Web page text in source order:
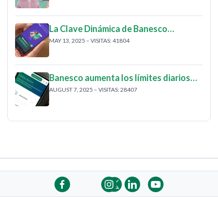
La Clave Dinámica de Banesco…
MAY 13, 2025 – VISITAS: 41804
Banesco aumenta los límites diarios…
AUGUST 7, 2025 – VISITAS: 28407